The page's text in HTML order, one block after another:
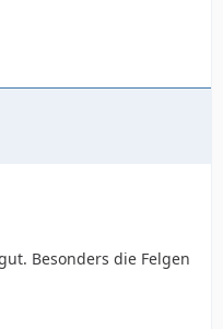
Besonders die Felgen